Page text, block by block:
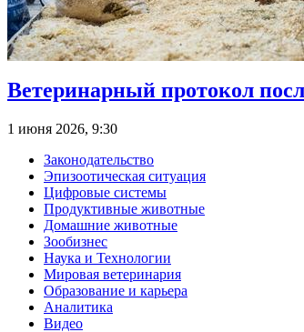
Ветеринарный протокол
1 июня 2026, 9:30
Законодательство
Эпизоотическая ситуация
Цифровые системы
Продуктивные животные
Домашние животные
Зообизнес
Наука и Технологии
Мировая ветеринария
Образование и карьера
Аналитика
Видео